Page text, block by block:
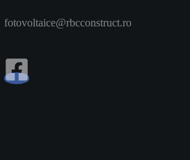
fotovoltaice@rbcconstruct.ro